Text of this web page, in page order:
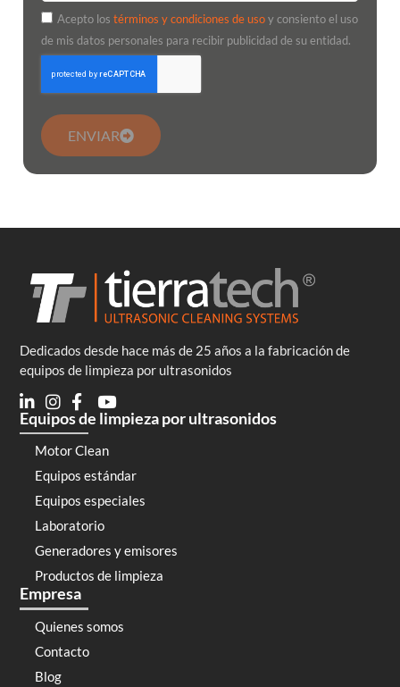
Acepto los términos y condiciones de usoy consiento el uso
de mis datos personales para recibir publicidad de su entidad.
ENVIAR
Dedicados desde hace más de 25 años a la fabricación de
equipos de limpieza por ultrasonidos
Equipos de limpieza por ultrasonidos
Motor Clean
Equipos estándar
Equipos especiales
Laboratorio
Generadores y emisores
Productos de limpieza
Empresa
Quienes somos
Contacto
Blog